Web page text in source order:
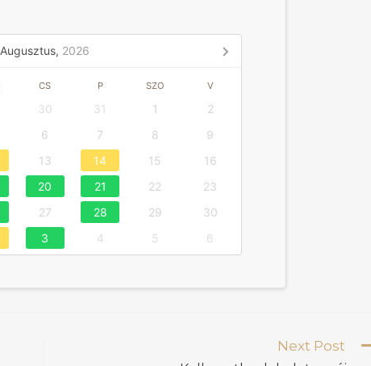
Augusztus, 2026
CS P SZO V
30 31 1
2
6 7 8
9
13 14 15
16
20 21 22
23
27 28 29
30
3 4 5 6
Next Post